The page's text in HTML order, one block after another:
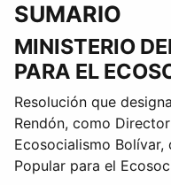
SUMARIO
MINISTERIO
PARA EL
Resolución que
Rendón, como
Ecosocialismo
Popular para el